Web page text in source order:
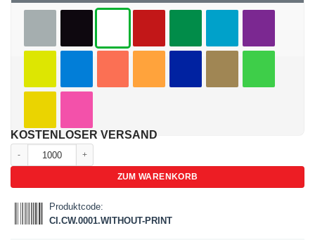
KOSTENLOSER VERSAND
ZUM WARENKORB
Produktcode:
CI.CW.0001.WITHOUT-PRINT